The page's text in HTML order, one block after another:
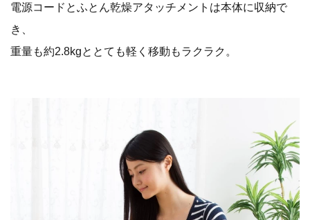
電源コードとふとん乾燥アタッチメントは本体に収納で
き、
重量も約2.8kgととても軽く移動もラクラク。